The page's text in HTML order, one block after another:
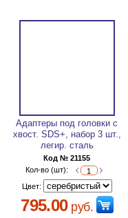
Адаптеры под головки с
хвост. SDS+, набор 3 шт.,
легир. сталь
Код № 21155
Кол-во (шт):
Цвет:
795.00руб.